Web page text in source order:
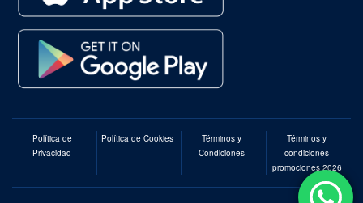
Política de
Privacidad
Política de Cookies
Términos y
Condiciones
Términos y
condiciones
promociones 2026